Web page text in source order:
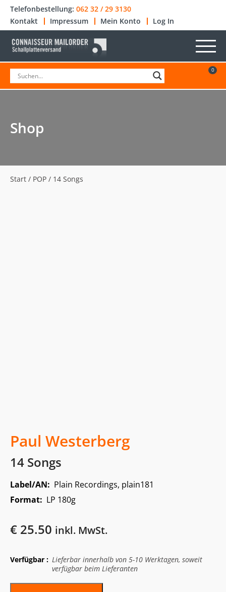
Telefonbestellung: 062 32 / 29 3130
Kontakt
Impressum Mein Konto Log In
0
Shop
Start / POP / 14 Songs
Paul Westerberg
14 Songs
Label/AN: Plain Recordings, plain181
Format: LP 180g
€ 25.50 inkl. MwSt.
Verfügbar : Lieferbar innerhalb von 5-10 Werktagen, soweit
verfügbar beim Lieferanten